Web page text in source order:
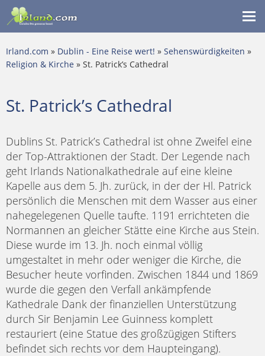
Irland.com » Dublin - Eine Reise wert! » Sehenswürdigkeiten »
Religion & Kirche » St. Patrick’s Cathedral
St. Patrick’s Cathedral
Dublins St. Patrick’s Cathedral ist ohne Zweifel eine
der Top-Attraktionen der Stadt. Der Legende nach
geht Irlands Nationalkathedrale auf eine kleine
Kapelle aus dem 5. Jh. zurück, in der der Hl. Patrick
persönlich die Menschen mit dem Wasser aus einer
nahegelegenen Quelle taufte. 1191 errichteten die
Normannen an gleicher Stätte eine Kirche aus Stein.
Diese wurde im 13. Jh. noch einmal völlig
umgestaltet in mehr oder weniger die Kirche, die
Besucher heute vorfinden. Zwischen 1844 und 1869
wurde die gegen den Verfall ankämpfende
Kathedrale Dank der finanziellen Unterstützung
durch Sir Benjamin Lee Guinness komplett
restauriert (eine Statue des großzügigen Stifters
befindet sich rechts vor dem Haupteingang).